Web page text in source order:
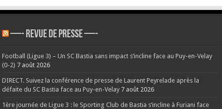
—- REVUE DE PRESSE —-
Football (Ligue 3) – Un SC Bastia sans impact s’incline face au Puy-en-Velay
(0-2) 7 août 2026
DIRECT. Suivez la conférence de presse de Laurent Peyrelade après la
défaite du SC Bastia face au Puy-en-Velay 7 août 2026
1ère journée de Ligue 3 : le Sporting Club de Bastia s’incline à Furiani face